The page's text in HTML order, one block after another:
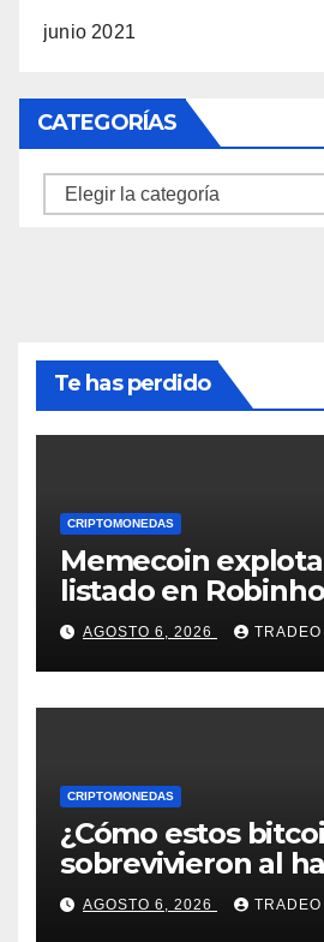
junio 2021
CATEGORÍAS
Categorías
Te has perdido
CRIPTOMONEDAS
Memecoin explota
listado en
conoce los detalles
AGOSTO 6, 2026 TRADEO
CRIPTOMONEDAS
¿Cómo estos
sobrevivieron al
Coldcard? Un
comparte consejos
AGOSTO 6, 2026 TRADEO